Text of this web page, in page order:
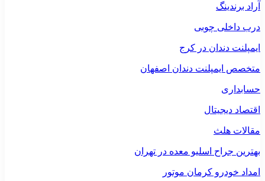
آراد برندینگ
درب داخلی چوبی
ایمپلنت دندان در کرج
متخصص ایمپلنت دندان اصفهان
حسابداری
اقتصاد دیجیتال
مقالات هلث
بهترین جراح اسلیو معده در تهران
امداد خودرو کرمان موتور